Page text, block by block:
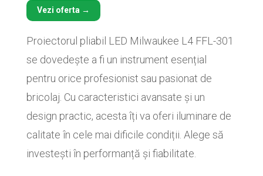
Vezi oferta →
Proiectorul pliabil LED Milwaukee L4 FFL-301
se dovedește a fi un instrument esențial
pentru orice profesionist sau pasionat de
bricolaj. Cu caracteristici avansate și un
design practic, acesta îți va oferi iluminare de
calitate în cele mai dificile condiții. Alege să
investești în performanță și fiabilitate.